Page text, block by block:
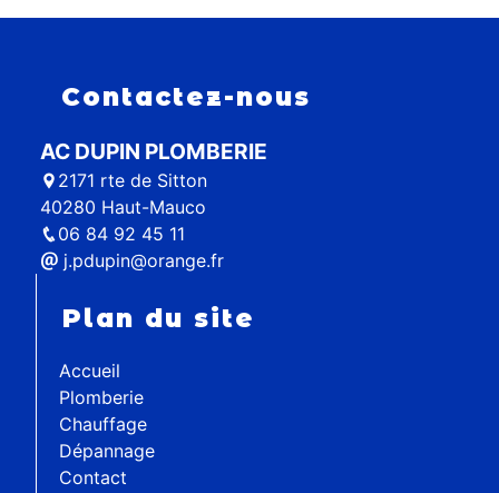
Contactez-nous
AC DUPIN PLOMBERIE
2171 rte de Sitton
40280 Haut-Mauco
06 84 92 45 11
j.pdupin@orange.fr
Plan du site
Accueil
Plomberie
Chauffage
Dépannage
Contact